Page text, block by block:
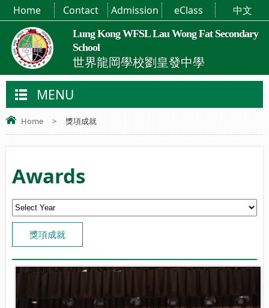
Lung Kong WFSL Lau Wong Fat Secondary
School
世界龍岡學校劉皇發中學
Home Contact Admission eClass 中文
MENU
Home > 獎項成就
Awards
獎項成就